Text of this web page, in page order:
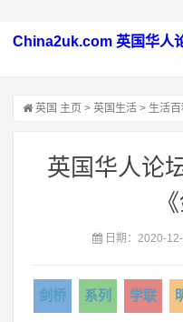
China2uk.com 英国华人
英国 主页 > 英国生活 > 生活
英国华人论
日期：2020-
剑桥 系列 学联